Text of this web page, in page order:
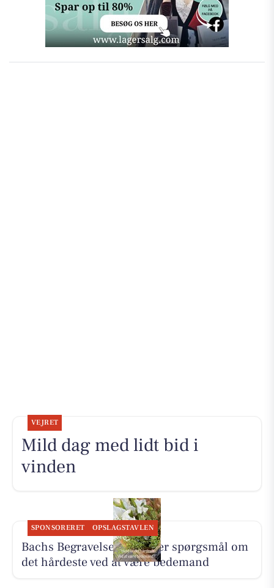
VEJRET
Mild dag med lidt bid i
vinden
SPONSORERET OPSLAGSTAVLEN
Bachs Begravelser besvarer spørgsmål om
det hårdeste ved at være bedemand